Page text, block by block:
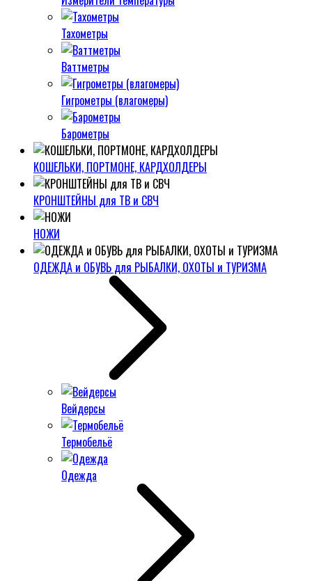
Тахометры
Ваттметры
Гигрометры (влагомеры)
Барометры
КОШЕЛЬКИ, ПОРТМОНЕ, КАРДХОЛДЕРЫ
КРОНШТЕЙНЫ для ТВ и СВЧ
НОЖИ
ОДЕЖДА и ОБУВЬ для РЫБАЛКИ, ОХОТЫ и ТУРИЗМА
Вейдерсы
Термобельё
Одежда